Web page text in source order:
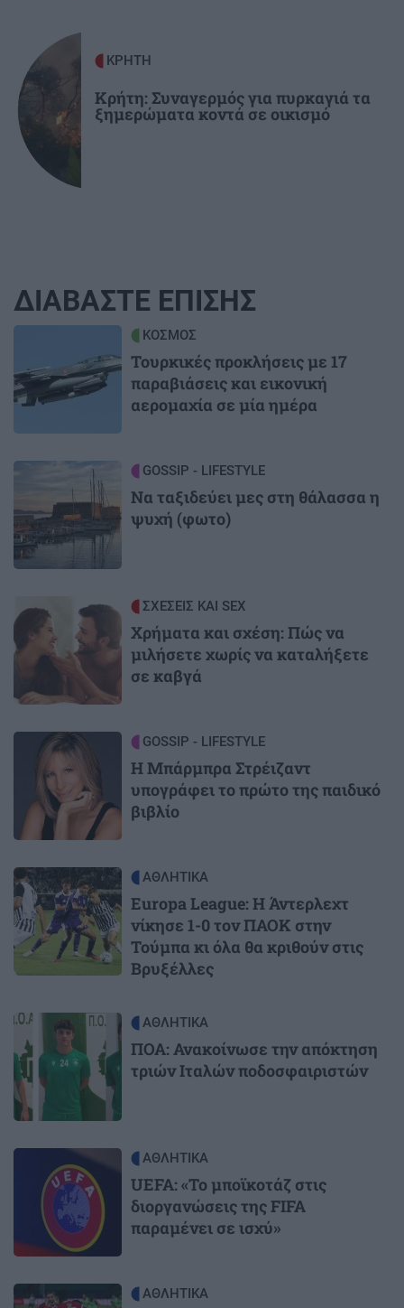
ΚΡΗΤΗ
Κρήτη: Συναγερμός για πυρκαγιά τα
ξημερώματα κοντά σε οικισμό
ΔΙΑΒΑΣΤΕ ΕΠΙΣΗΣ
ΚΟΣΜΟΣ
Τουρκικές προκλήσεις με 17
παραβιάσεις και εικονική
αερομαχία σε μία ημέρα
GOSSIP - LIFESTYLE
Να ταξιδεύει μες στη θάλασσα η
ψυχή (φωτο)
Image ΣΧΕΣΕΙΣ ΚΑΙ SEX
Χρήματα και σχέση: Πώς να
μιλήσετε χωρίς να καταλήξετε
σε καβγά
Image GOSSIP - LIFESTYLE
Η Μπάρμπρα Στρέιζαντ
υπογράφει το πρώτο της παιδικό
βιβλίο
Image ΑΘΛΗΤΙΚΑ
Europa League: Η Άντερλεχτ
νίκησε 1-0 τον ΠΑΟΚ στην
Τούμπα κι όλα θα κριθούν στις
Βρυξέλλες
Image ΑΘΛΗΤΙΚΑ
ΠΟΑ: Ανακοίνωσε την απόκτηση
τριών Ιταλών ποδοσφαιριστών
ΑΘΛΗΤΙΚΑ
UEFA: «Το μποϊκοτάζ στις
διοργανώσεις της FIFA
παραμένει σε ισχύ»
Image ΑΘΛΗΤΙΚΑ